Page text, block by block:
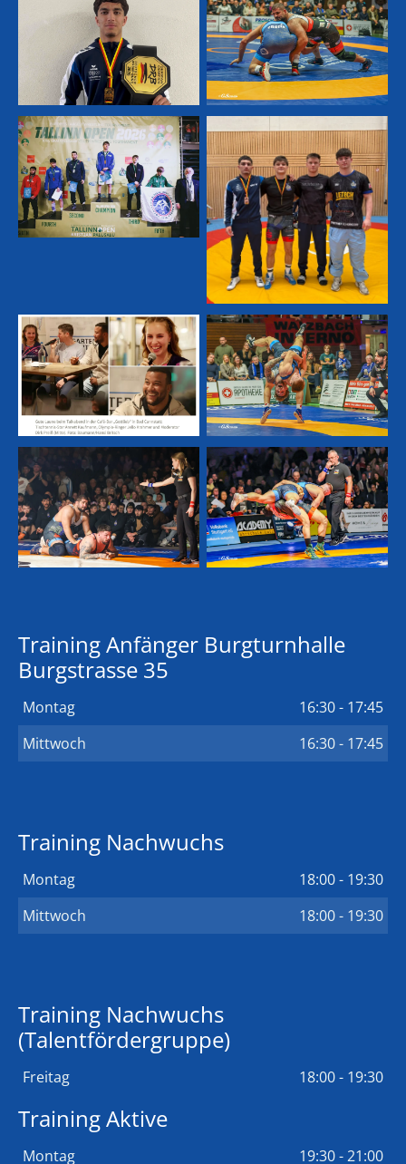
Training Anfänger Burgturnhalle
Burgstrasse 35
Montag
16:30 - 17:45
Mittwoch
16:30 - 17:45
Training Nachwuchs
Montag
18:00 - 19:30
Mittwoch
18:00 - 19:30
Training Nachwuchs
(Talentfördergruppe)
Freitag 18:00 - 19:30
Training Aktive
Montag 19:30 - 21:00